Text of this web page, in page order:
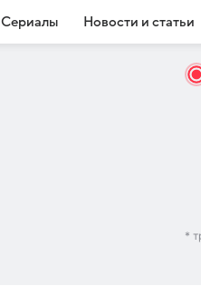
Сериалы Новости и статьи
*